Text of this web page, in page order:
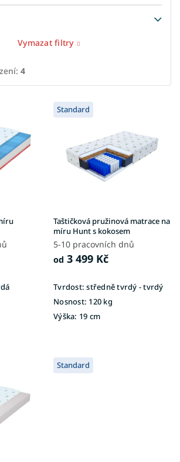
Vymazat filtry
4
Standard
Taštičková pružinová matrace na
míru Hunt s kokosem
5-10 pracovních dnů
od 3 499 Kč
Tvrdost: středně tvrdý - tvrdý
Nosnost: 120 kg
Výška: 19 cm
Standard